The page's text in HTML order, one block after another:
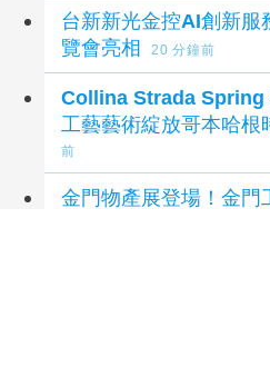
台新新光金控AI創新服
覽會亮相
20 分鐘前
Collina Strada Spring
工藝藝術綻放哥本哈根
前
金門物產展登場！金